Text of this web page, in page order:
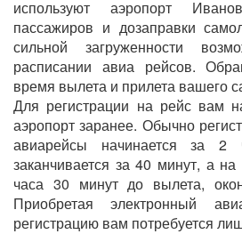
используют аэропорт
пассажиров и дозаправки
сильной загруженности
расписании авиа рейсов.
время вылета и прилета вашего
Для регистрации на рейс вам
аэропорт заранее. Обычно
авиарейсы начинается за
заканчивается за 40 минут, а
часа 30 минут до вылета,
Приобретая электронный
регистрацию вам потребуется